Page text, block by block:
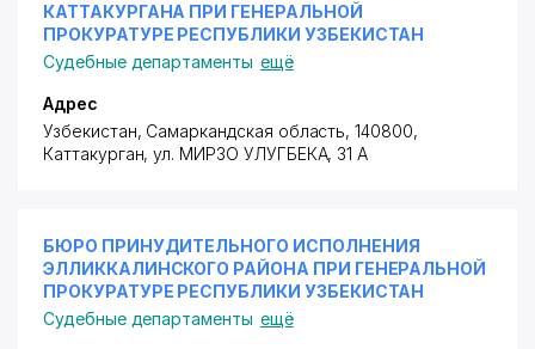
КАТТАКУРГАНА ПРИ ГЕНЕРАЛЬНОЙ
ПРОКУРАТУРЕ РЕСПУБЛИКИ УЗБЕКИСТАН
Судебные департаменты ещё
Адрес
Узбекистан, Самаркандская область, 140800,
Каттакурган,ул. МИРЗО УЛУГБЕКА, 31 А
БЮРО ПРИНУДИТЕЛЬНОГО ИСПОЛНЕНИЯ
ЭЛЛИККАЛИНСКОГО РАЙОНА ПРИ ГЕНЕРАЛЬНОЙ
ПРОКУРАТУРЕ РЕСПУБЛИКИ УЗБЕКИСТАН
Судебные департаменты ещё